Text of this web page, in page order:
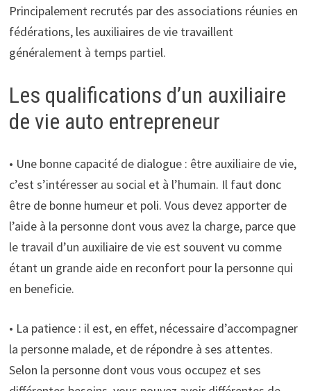
Principalement recrutés par des associations réunies en
fédérations, les auxiliaires de vie travaillent
généralement à temps partiel.
Les qualifications d’un auxiliaire
de vie auto entrepreneur
• Une bonne capacité de dialogue : être auxiliaire de vie,
c’est s’intéresser au social et à l’humain. Il faut donc
être de bonne humeur et poli. Vous devez apporter de
l’aide à la personne dont vous avez la charge, parce que
le travail d’un auxiliaire de vie est souvent vu comme
étant un grande aide en reconfort pour la personne qui
en beneficie.
• La patience : il est, en effet, nécessaire d’accompagner
la personne malade, et de répondre à ses attentes.
Selon la personne dont vous vous occupez et ses